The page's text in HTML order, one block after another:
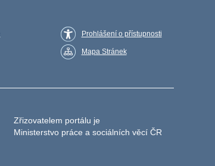
Prohlášení o přístupnosti
Mapa Stránek
Zřizovatelem portálu je
Ministerstvo práce a sociálních věcí ČR